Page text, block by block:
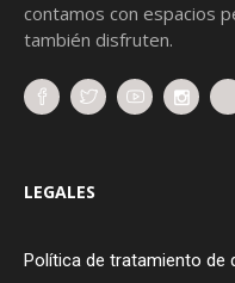
contamos con espacios
también disfruten.
LEGALES
Política de tratamiento de